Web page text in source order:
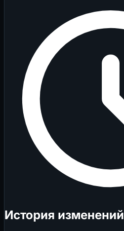
История изменений